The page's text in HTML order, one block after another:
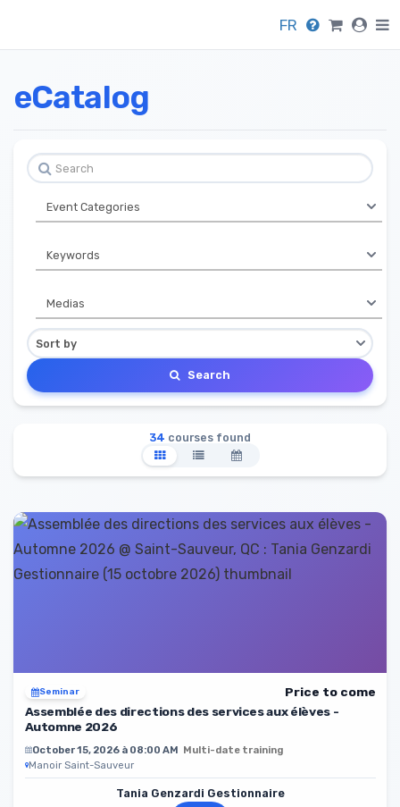
FR
eCatalog
Search
34 courses found
Seminar
Price to come
Assemblée des directions des services aux élèves -
Automne 2026
October 15, 2026 à 08:00 AM Multi-date training
Manoir Saint-Sauveur
Tania Genzardi Gestionnaire